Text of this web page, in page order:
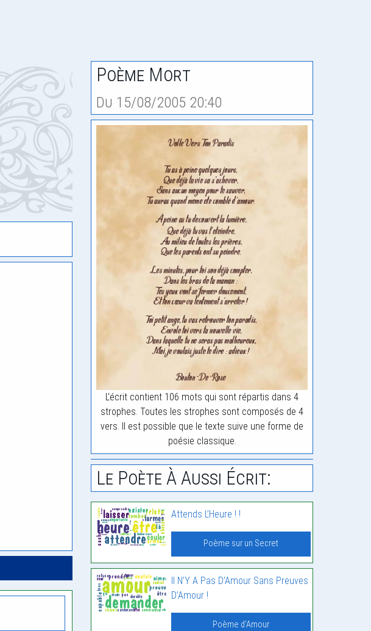
Poème Mort
Du 15/08/2005 20:40
L'écrit contient 106 mots qui sont répartis dans 4
strophes. Toutes les strophes sont composés de 4
vers. Il est possible que le texte suive une forme de
poésie classique.
Le Poète À Aussi Écrit:
Attends L’Heure ! !
Poème sur un Secret
Il N’Y A Pas D’Amour Sans Preuves
D’Amour !
Poème d'Amour